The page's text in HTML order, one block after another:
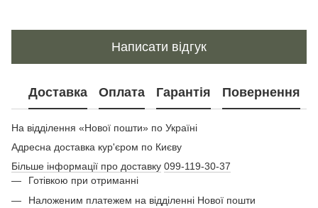
Написати відгук
Доставка Оплата Гарантія Повернення
На відділення «Нової пошти» по Україні
Адресна доставка кур'єром по Києву
Більше інформації про доставку 099-119-30-37
Готівкою при отриманні
Наложеним платежем на відділенні Нової пошти